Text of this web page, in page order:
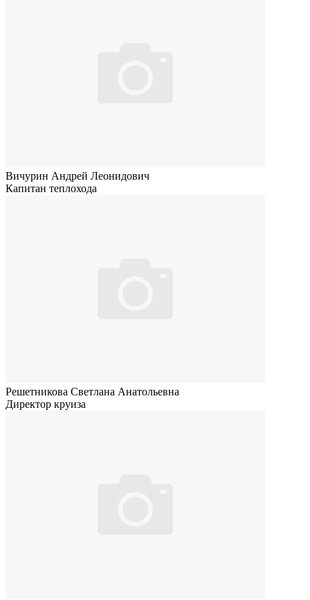
Вичурин Андрей Леонидович
Капитан теплохода
Решетникова Светлана Анатольевна
Директор круиза